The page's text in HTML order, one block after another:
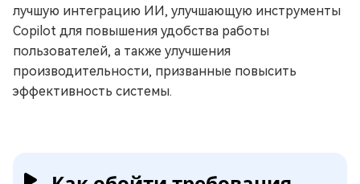
лучшую интеграцию ИИ, улучшающую инструменты
Copilot для повышения удобства работы
пользователей, а также улучшения
производительности, призванные повысить
эффективность системы.